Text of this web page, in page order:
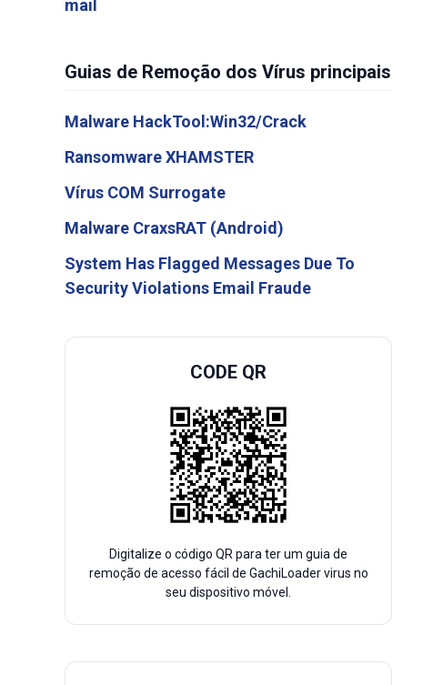
mail
Guias de Remoção dos Vírus principais
Malware HackTool:Win32/Crack
Ransomware XHAMSTER
Vírus COM Surrogate
Malware CraxsRAT (Android)
System Has Flagged Messages Due To
Security Violations Email Fraude
CODE QR
Digitalize o código QR para ter um guia de
remoção de acesso fácil de GachiLoader virus no
seu dispositivo móvel.